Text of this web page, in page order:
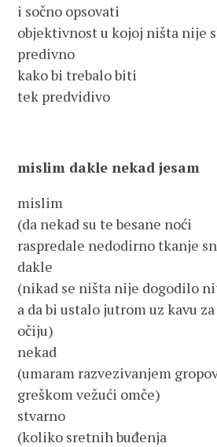
i sočno opsovati
objektivnost u kojoj ništa nije
predivno
kako bi trebalo biti
tek predvidivo
mislim dakle nekad jesam
mislim
(da nekad su te besane noći
raspredale nedodirno tkanje
dakle
(nikad se ništa nije dogodilo
a da bi ustalo jutrom uz kavu
očiju)
nekad
(umaram razvezivanjem
greškom vežući omče)
stvarno
(koliko sretnih buđenja